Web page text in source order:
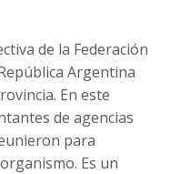
de la Federación
Argentina
En este
de agencias
para
Es un